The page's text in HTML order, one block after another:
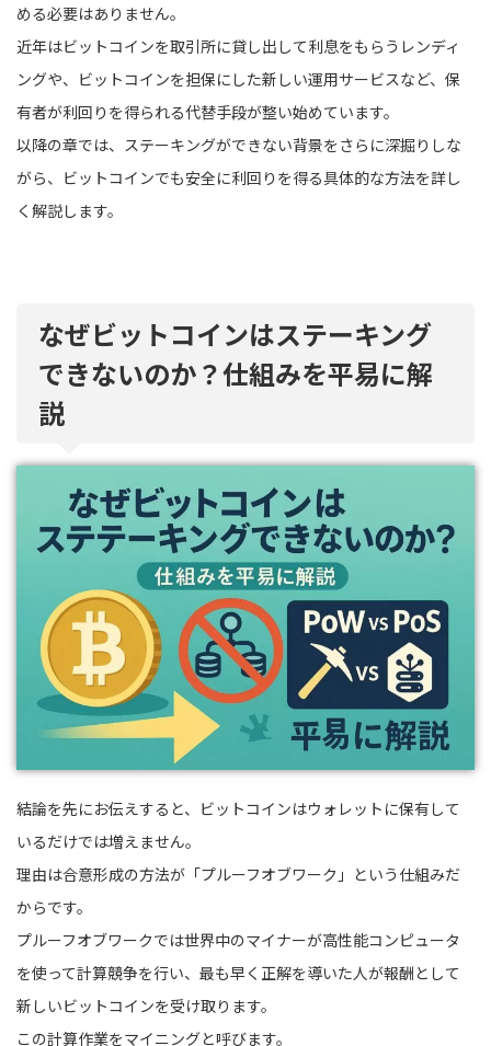
める必要はありません。
近年はビットコインを取引所に貸し出して利息をもらうレンディ
ングや、ビットコインを担保にした新しい運用サービスなど、保
有者が利回りを得られる代替手段が整い始めています。
以降の章では、ステーキングができない背景をさらに深掘りしな
がら、ビットコインでも安全に利回りを得る具体的な方法を詳し
く解説します。
なぜビットコインはステーキング
できないのか？仕組みを平易に解
説
結論を先にお伝えすると、ビットコインはウォレットに保有して
いるだけでは増えません。
理由は合意形成の方法が「プルーフオブワーク」という仕組みだ
からです。
プルーフオブワークでは世界中のマイナーが高性能コンピュータ
を使って計算競争を行い、最も早く正解を導いた人が報酬として
新しいビットコインを受け取ります。
この計算作業をマイニングと呼びます。